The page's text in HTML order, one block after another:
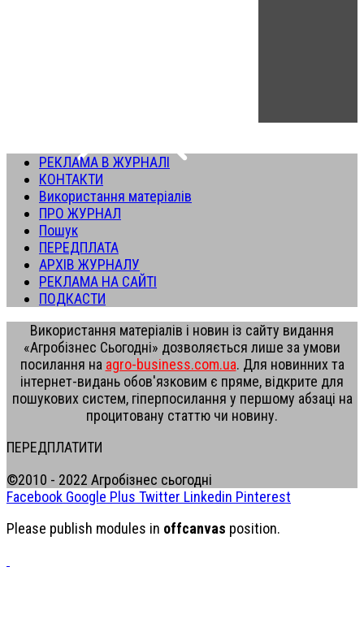
РЕКЛАМА В ЖУРНАЛІ
КОНТАКТИ
Використання матеріалів
ПРО ЖУРНАЛ
Пошук
ПЕРЕДПЛАТА
АРХІВ ЖУРНАЛУ
РЕКЛАМА НА САЙТІ
ПОДКАСТИ
Використання матеріалів і новин із сайту видання
«Агробізнес Сьогодні» дозволяється лише за умови
посилання на agro-business.com.ua. Для новинних та
інтернет-видань обов'язковим є пряме, відкрите для
пошукових систем, гіперпосилання у першому абзаці на
процитовану статтю чи новину.
ПЕРЕДПЛАТИТИ
©2010 - 2022 Агробізнес сьогодні
Facebook Google Plus Twitter Linkedin Pinterest
Please publish modules in offcanvas position.